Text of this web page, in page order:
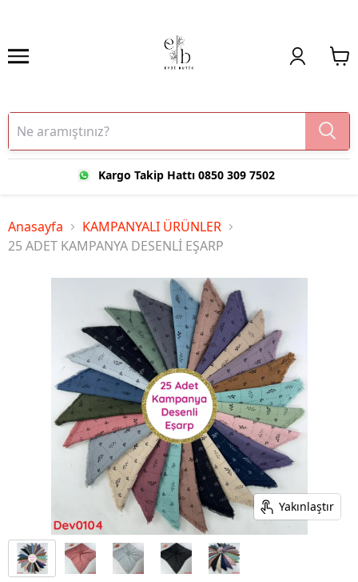
Kargo Takip Hattı 0850 309 7502
Anasayfa
KAMPANYALI ÜRÜNLER
25 ADET KAMPANYA DESENLİ EŞARP
Yakınlaştır